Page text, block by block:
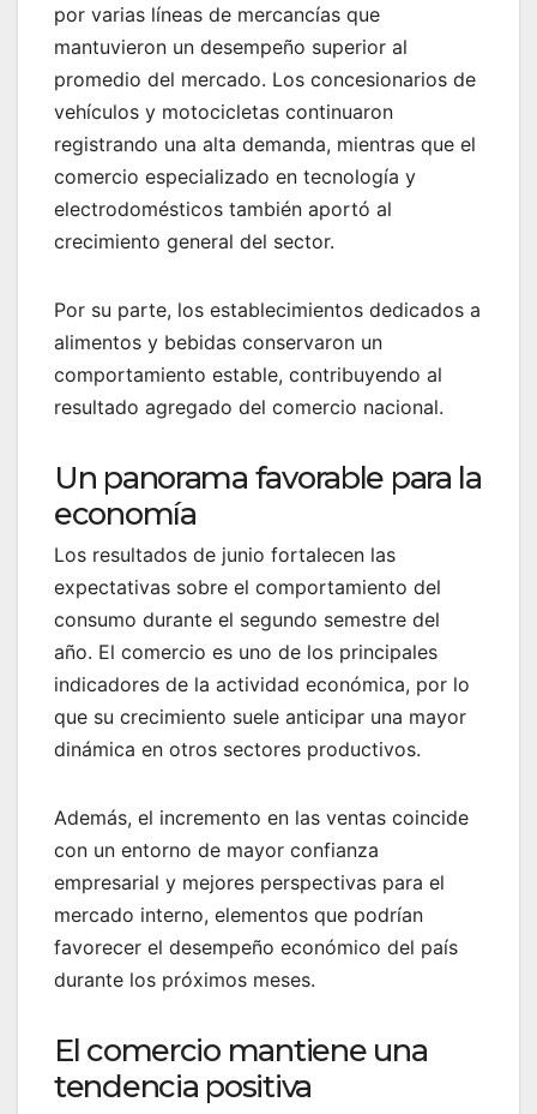
por varias líneas de mercancías que
mantuvieron un desempeño superior al
promedio del mercado. Los concesionarios de
vehículos y motocicletas continuaron
registrando una alta demanda, mientras que el
comercio especializado en tecnología y
electrodomésticos también aportó al
crecimiento general del sector.
Por su parte, los establecimientos dedicados a
alimentos y bebidas conservaron un
comportamiento estable, contribuyendo al
resultado agregado del comercio nacional.
Un panorama favorable para la
economía
Los resultados de junio fortalecen las
expectativas sobre el comportamiento del
consumo durante el segundo semestre del
año. El comercio es uno de los principales
indicadores de la actividad económica, por lo
que su crecimiento suele anticipar una mayor
dinámica en otros sectores productivos.
Además, el incremento en las ventas coincide
con un entorno de mayor confianza
empresarial y mejores perspectivas para el
mercado interno, elementos que podrían
favorecer el desempeño económico del país
durante los próximos meses.
El comercio mantiene una
tendencia positiva